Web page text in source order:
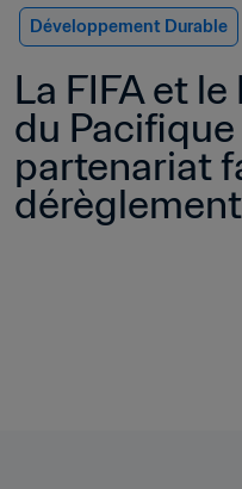
Développement Durable
La FIFA et
du
partenariat